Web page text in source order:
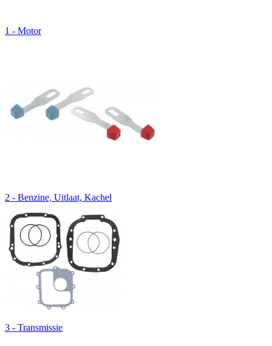
1 - Motor
2 - Benzine, Uitlaat, Kachel
3 - Transmissie